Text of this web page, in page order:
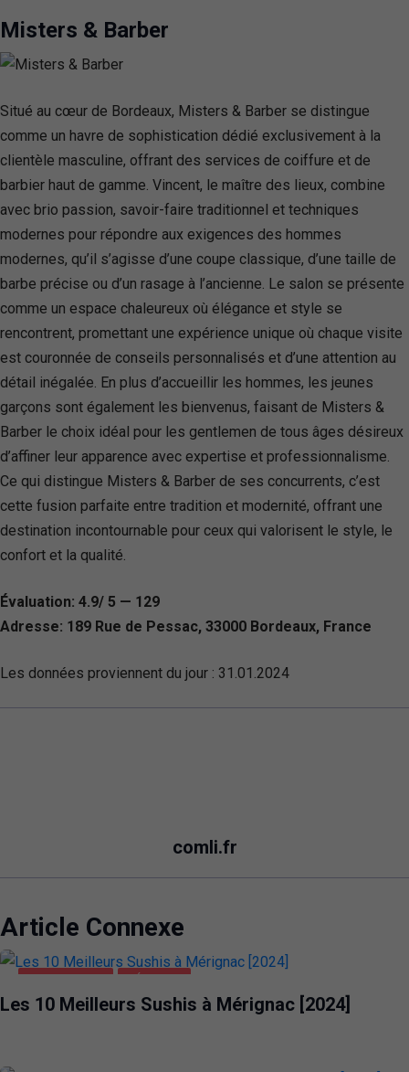
Misters & Barber
Situé au cœur de Bordeaux, Misters & Barber se distingue
comme un havre de sophistication dédié exclusivement à la
clientèle masculine, offrant des services de coiffure et de
barbier haut de gamme. Vincent, le maître des lieux, combine
avec brio passion, savoir-faire traditionnel et techniques
modernes pour répondre aux exigences des hommes
modernes, qu’il s’agisse d’une coupe classique, d’une taille de
barbe précise ou d’un rasage à l’ancienne. Le salon se présente
comme un espace chaleureux où élégance et style se
rencontrent, promettant une expérience unique où chaque visite
est couronnée de conseils personnalisés et d’une attention au
détail inégalée. En plus d’accueillir les hommes, les jeunes
garçons sont également les bienvenus, faisant de Misters &
Barber le choix idéal pour les gentlemen de tous âges désireux
d’affiner leur apparence avec expertise et professionnalisme.
Ce qui distingue Misters & Barber de ses concurrents, c’est
cette fusion parfaite entre tradition et modernité, offrant une
destination incontournable pour ceux qui valorisent le style, le
confort et la qualité.
Évaluation: 4.9/ 5 — 129
Adresse: 189 Rue de Pessac, 33000 Bordeaux, France
Les données proviennent du jour : 31.01.2024
comli.fr
Article Connexe
ALIMENTATION MÉRIGNAC
Les 10 Meilleurs Sushis à Mérignac [2024]